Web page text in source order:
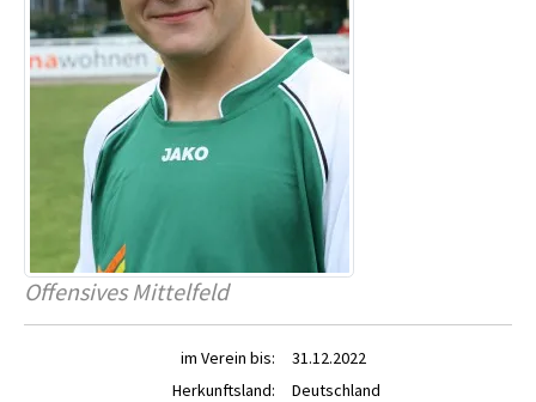
Offensives Mittelfeld
im Verein bis:
31.12.2022
Herkunftsland:
Deutschland